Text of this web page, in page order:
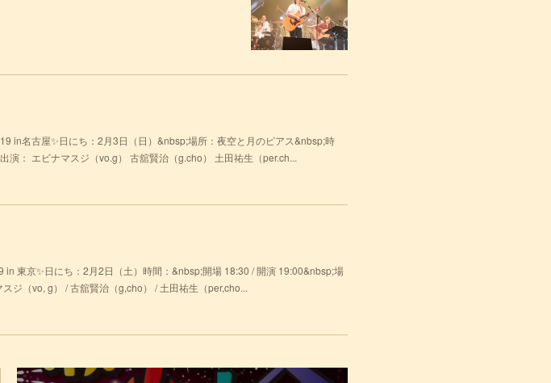
in名古屋✨日にち：2月3日（日）&nbsp;場所：夜空と月のピアス&nbsp;時
： エビナマスジ（vo.g） 古舘賢治（g.cho） 土田祐生（per.ch...
東京✨日にち：2月2日（土）時間：&nbsp;開場 18:30 / 開演 19:00&nbsp;場
ジ（vo, g） / 古舘賢治（g,cho） / 土田祐生（per,cho...